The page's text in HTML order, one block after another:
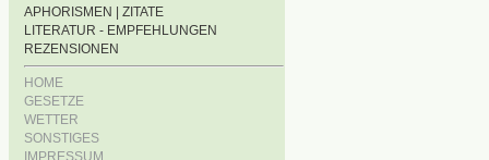
APHORISMEN | ZITATE
LITERATUR - EMPFEHLUNGEN
REZENSIONEN
HOME
GESETZE
WETTER
SONSTIGES
IMPRESSUM